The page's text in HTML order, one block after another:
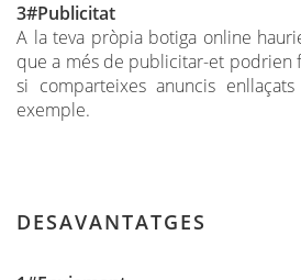
3#Publicitat
A la teva pròpia botiga online
que a més de publicitar-et podrien
si comparteixes anuncis
exemple.
DESAVANTATGES